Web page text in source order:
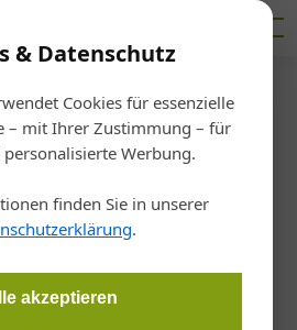
& Datenschutz
Cookies für essenzielle
– mit Ihrer Zustimmung – für
Werbung.
finden Sie in unserer
.
akzeptieren
Startseite/Holz
richtig messen
08.06.2020, 11:35 Uhr
von Holzfeuchtemessgeräten